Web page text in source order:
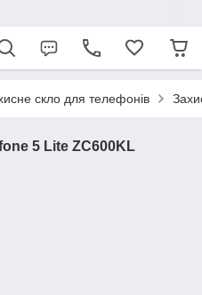
скло для телефонів
5 Lite ZC600KL